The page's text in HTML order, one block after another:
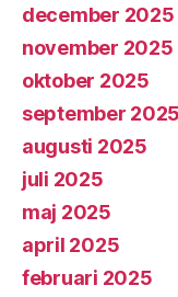
december 2025
november 2025
oktober 2025
september 2025
augusti 2025
juli 2025
maj 2025
april 2025
februari 2025